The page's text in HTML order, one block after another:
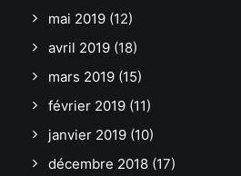
mai 2019 (12)
avril 2019 (18)
mars 2019 (15)
février 2019 (11)
janvier 2019 (10)
décembre 2018 (17)